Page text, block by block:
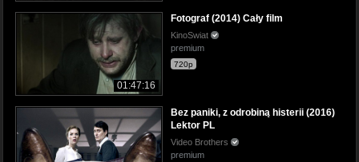
01:47:16
Fotograf (2014) Cały film
KinoSwiat
premium
720p
Bez paniki, z odrobiną histerii (2016)
Lektor PL
Video Brothers
premium